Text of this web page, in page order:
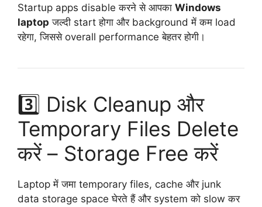
Startup apps disable करने से आपका Windows
laptop जल्दी start होगा और background में कम load
रहेगा, जिससे overall performance बेहतर होगी।
3️⃣ Disk Cleanup और
Temporary Files Delete
करें – Storage Free करें
Laptop में जमा temporary files, cache और junk
data storage space घेरते हैं और system को slow कर